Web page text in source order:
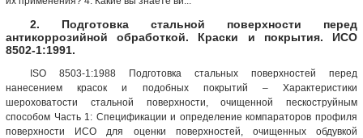
2. Подготовка стальной поверхности перед
антикоррозийной обработкой. Краски и покрытия. ИСО
8502-1:1991.
ISO 8503-1:1988 Подготовка стальных поверхностей перед
нанесением красок и подобных покрытий – Характеристики
шероховатости стальной поверхности, очищенной пескоструйным
способом Часть 1: Спецификации и определение компараторов профиля
поверхности ИСО для оценки поверхностей, очищенных обдувкой